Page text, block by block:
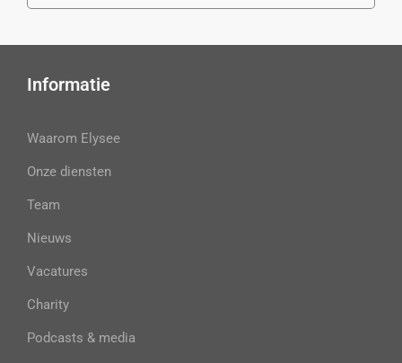
Informatie
Waarom Elysee
Onze diensten
Team
Nieuws
Vacatures
Charity
Podcasts & media